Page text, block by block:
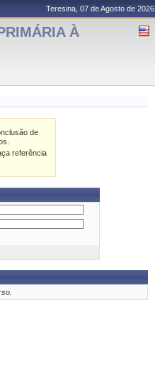
Teresina, 07 de Agosto de 2026
À
de
referência